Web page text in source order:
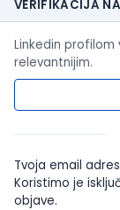
VERIFIKACIJA
Linkedin
relevantnijim.
Tvoja email
Koristimo je
objave.